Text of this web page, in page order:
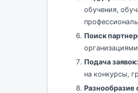
обучения,
Поиск
Подача заявок:
на конкурсы,
Разнообразие